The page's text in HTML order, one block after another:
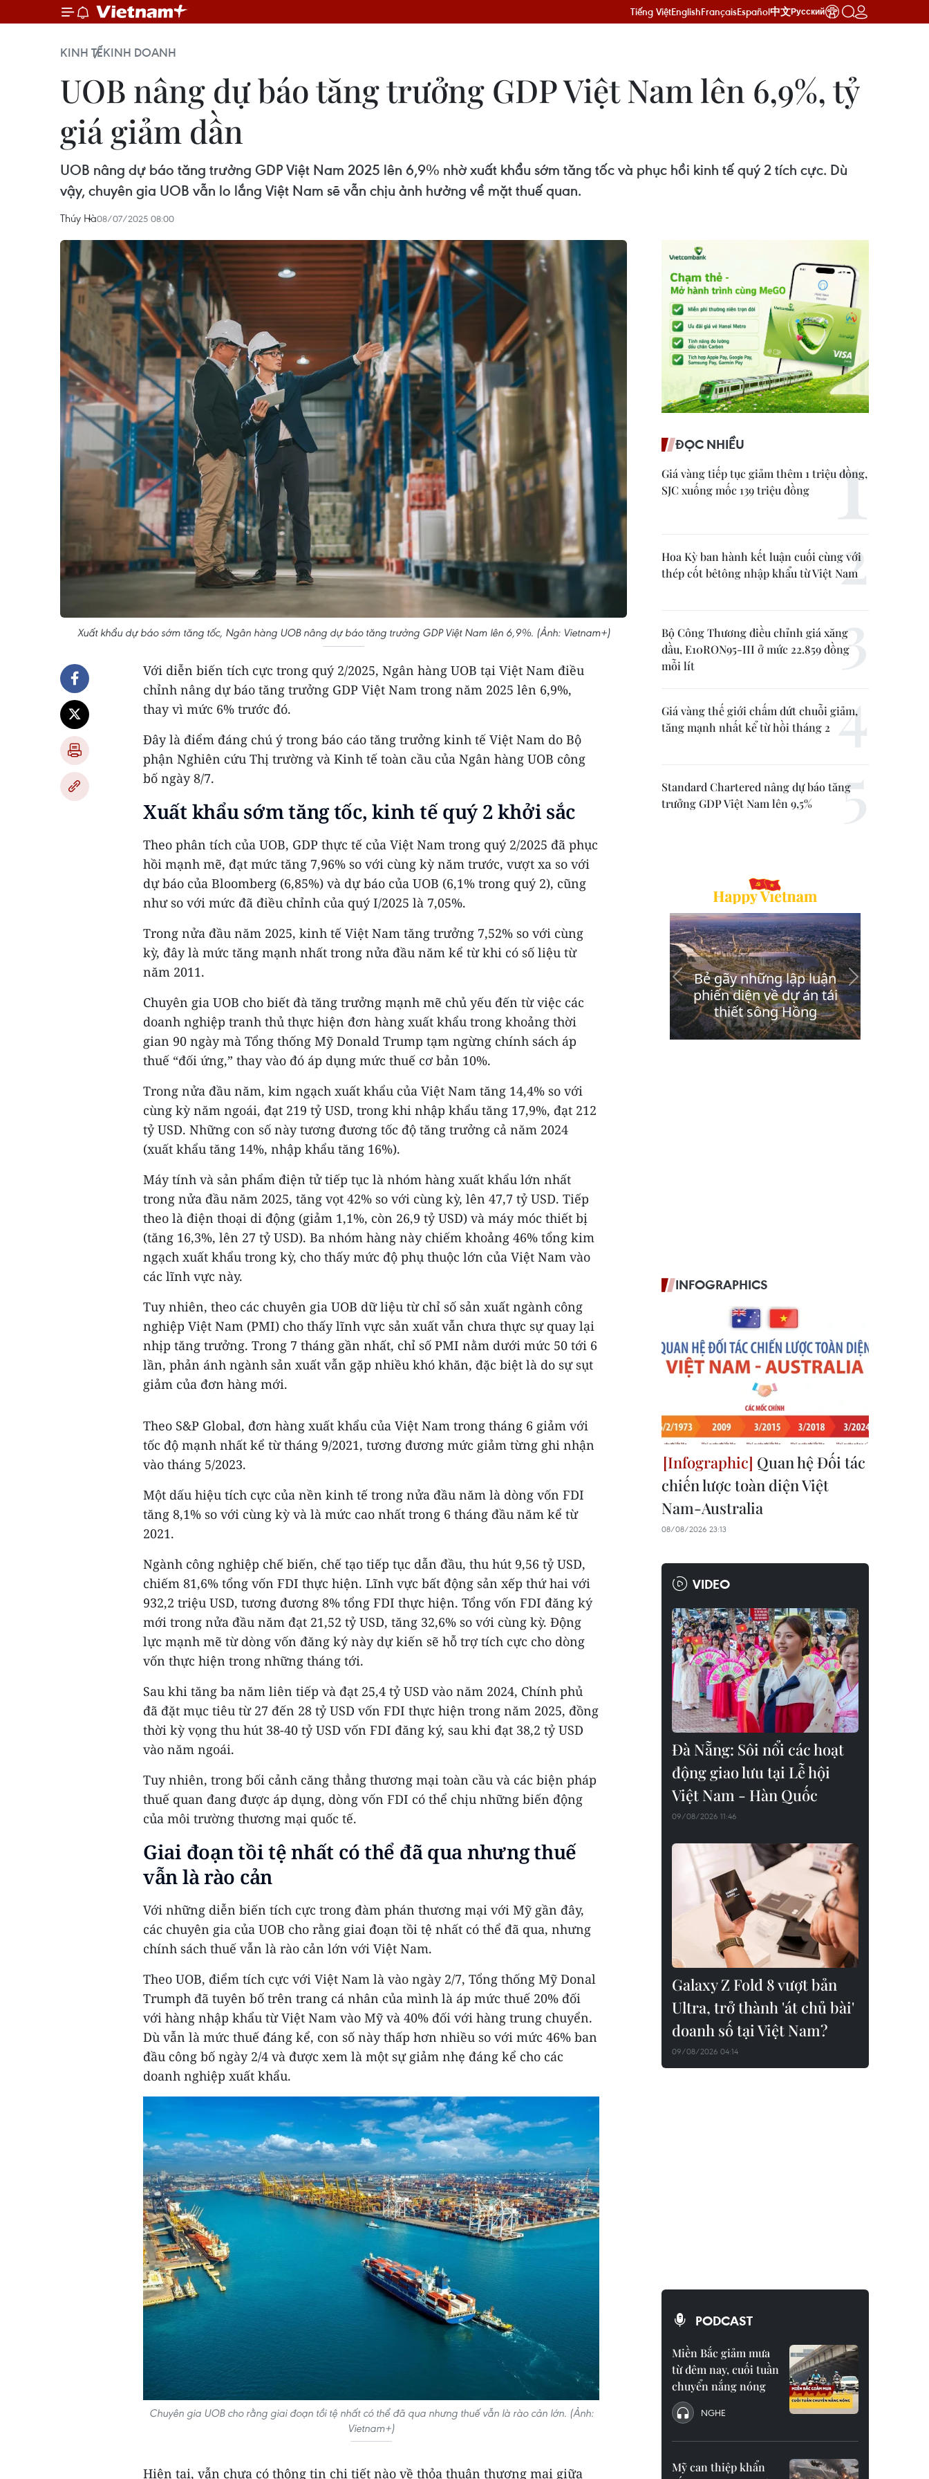
Tiếng ViệtEnglishFrançaisEspañol中文Русский
KINH TẾKINH DOANH
UOB nâng dự báo tăng trưởng GDP Việt Nam lên 6,9%, tỷ
giá giảm dần
UOB nâng dự báo tăng trưởng GDP Việt Nam 2025 lên 6,9% nhờ xuất khẩu sớm tăng tốc và phục hồi kinh tế quý 2 tích cực. Dù
vậy, chuyên gia UOB vẫn lo lắng Việt Nam sẽ vẫn chịu ảnh hưởng về mặt thuế quan.
Thúy Hà08/07/2025 08:00
Xuất khẩu dự báo sớm tăng tốc, Ngân hàng UOB nâng dự báo tăng trưởng GDP Việt Nam lên 6,9%. (Ảnh: Vietnam+)
Với diễn biến tích cực trong quý 2/2025, Ngân hàng UOB tại Việt Nam điều
chỉnh nâng dự báo tăng trưởng GDP Việt Nam trong năm 2025 lên 6,9%,
thay vì mức 6% trước đó.
Đây là điểm đáng chú ý trong báo cáo tăng trưởng kinh tế Việt Nam do Bộ
phận Nghiên cứu Thị trường và Kinh tế toàn cầu của Ngân hàng UOB công
bố ngày 8/7.
Xuất khẩu sớm tăng tốc, kinh tế quý 2 khởi sắc
Theo phân tích của UOB, GDP thực tế của Việt Nam trong quý 2/2025 đã phục
hồi mạnh mẽ, đạt mức tăng 7,96% so với cùng kỳ năm trước, vượt xa so với
dự báo của Bloomberg (6,85%) và dự báo của UOB (6,1% trong quý 2), cũng
như so với mức đã điều chỉnh của quý I/2025 là 7,05%.
Trong nửa đầu năm 2025, kinh tế Việt Nam tăng trưởng 7,52% so với cùng
kỳ, đây là mức tăng mạnh nhất trong nửa đầu năm kể từ khi có số liệu từ
năm 2011.
Chuyên gia UOB cho biết đà tăng trưởng mạnh mẽ chủ yếu đến từ việc các
doanh nghiệp tranh thủ thực hiện đơn hàng xuất khẩu trong khoảng thời
gian 90 ngày mà Tổng thống Mỹ Donald Trump tạm ngừng chính sách áp
thuế “đối ứng,” thay vào đó áp dụng mức thuế cơ bản 10%.
Trong nửa đầu năm, kim ngạch xuất khẩu của Việt Nam tăng 14,4% so với
cùng kỳ năm ngoái, đạt 219 tỷ USD, trong khi nhập khẩu tăng 17,9%, đạt 212
tỷ USD. Những con số này tương đương tốc độ tăng trưởng cả năm 2024
(xuất khẩu tăng 14%, nhập khẩu tăng 16%).
Máy tính và sản phẩm điện tử tiếp tục là nhóm hàng xuất khẩu lớn nhất
trong nửa đầu năm 2025, tăng vọt 42% so với cùng kỳ, lên 47,7 tỷ USD. Tiếp
theo là điện thoại di động (giảm 1,1%, còn 26,9 tỷ USD) và máy móc thiết bị
(tăng 16,3%, lên 27 tỷ USD). Ba nhóm hàng này chiếm khoảng 46% tổng kim
ngạch xuất khẩu trong kỳ, cho thấy mức độ phụ thuộc lớn của Việt Nam vào
các lĩnh vực này.
Tuy nhiên, theo các chuyên gia UOB dữ liệu từ chỉ số sản xuất ngành công
nghiệp Việt Nam (PMI) cho thấy lĩnh vực sản xuất vẫn chưa thực sự quay lại
nhịp tăng trưởng. Trong 7 tháng gần nhất, chỉ số PMI nằm dưới mức 50 tới 6
lần, phản ánh ngành sản xuất vẫn gặp nhiều khó khăn, đặc biệt là do sự sụt
giảm của đơn hàng mới.
Theo S&P Global, đơn hàng xuất khẩu của Việt Nam trong tháng 6 giảm với
tốc độ mạnh nhất kể từ tháng 9/2021, tương đương mức giảm từng ghi nhận
vào tháng 5/2023.
Một dấu hiệu tích cực của nền kinh tế trong nửa đầu năm là dòng vốn FDI
tăng 8,1% so với cùng kỳ và là mức cao nhất trong 6 tháng đầu năm kể từ
2021.
Ngành công nghiệp chế biến, chế tạo tiếp tục dẫn đầu, thu hút 9,56 tỷ USD,
chiếm 81,6% tổng vốn FDI thực hiện. Lĩnh vực bất động sản xếp thứ hai với
932,2 triệu USD, tương đương 8% tổng FDI thực hiện. Tổng vốn FDI đăng ký
mới trong nửa đầu năm đạt 21,52 tỷ USD, tăng 32,6% so với cùng kỳ. Động
lực mạnh mẽ từ dòng vốn đăng ký này dự kiến sẽ hỗ trợ tích cực cho dòng
vốn thực hiện trong những tháng tới.
Sau khi tăng ba năm liên tiếp và đạt 25,4 tỷ USD vào năm 2024, Chính phủ
đã đặt mục tiêu từ 27 đến 28 tỷ USD vốn FDI thực hiện trong năm 2025, đồng
thời kỳ vọng thu hút 38-40 tỷ USD vốn FDI đăng ký, sau khi đạt 38,2 tỷ USD
vào năm ngoái.
Tuy nhiên, trong bối cảnh căng thẳng thương mại toàn cầu và các biện pháp
thuế quan đang được áp dụng, dòng vốn FDI có thể chịu những biến động
của môi trường thương mại quốc tế.
Giai đoạn tồi tệ nhất có thể đã qua nhưng thuế
vẫn là rào cản
Với những diễn biến tích cực trong đàm phán thương mại với Mỹ gần đây,
các chuyên gia của UOB cho rằng giai đoạn tồi tệ nhất có thể đã qua, nhưng
chính sách thuế vẫn là rào cản lớn với Việt Nam.
Theo UOB, điểm tích cực với Việt Nam là vào ngày 2/7, Tổng thống Mỹ Donal
Trumph đã tuyên bố trên trang cá nhân của mình là áp mức thuế 20% đối
với hàng nhập khẩu từ Việt Nam vào Mỹ và 40% đối với hàng trung chuyển.
Dù vẫn là mức thuế đáng kể, con số này thấp hơn nhiều so với mức 46% ban
đầu công bố ngày 2/4 và được xem là một sự giảm nhẹ đáng kể cho các
doanh nghiệp xuất khẩu.
Chuyên gia UOB cho rằng giai đoạn tồi tệ nhất có thể đã qua nhưng thuế vẫn là rào cản lớn. (Ảnh:
Vietnam+)
Hiện tại, vẫn chưa có thông tin chi tiết nào về thỏa thuận thương mại giữa
ĐỌC NHIỀU
Giá vàng tiếp tục giảm thêm 1 triệu đồng,
SJC xuống mốc 139 triệu đồng
Hoa Kỳ ban hành kết luận cuối cùng với
thép cốt bêtông nhập khẩu từ Việt Nam
Bộ Công Thương điều chỉnh giá xăng
dầu, E10RON95-III ở mức 22.859 đồng
mỗi lít
Giá vàng thế giới chấm dứt chuỗi giảm,
tăng mạnh nhất kể từ hồi tháng 2
Standard Chartered nâng dự báo tăng
trưởng GDP Việt Nam lên 9,5%
INFOGRAPHICS
Quan hệ Đối tác
chiến lược toàn diện Việt
Nam-Australia
08/08/2026 23:13
VIDEO
Đà Nẵng: Sôi nổi các hoạt
động giao lưu tại Lễ hội
Việt Nam - Hàn Quốc
09/08/2026 11:46
Galaxy Z Fold 8 vượt bản
Ultra, trở thành 'át chủ bài'
doanh số tại Việt Nam?
09/08/2026 04:14
PODCAST
Miền Bắc giảm mưa
từ đêm nay, cuối tuần
chuyển nắng nóng
NGHE
Mỹ can thiệp khẩn